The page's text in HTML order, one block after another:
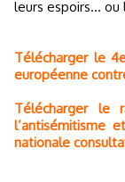
leurs espoirs... ou
Télécharger le
européenne
Télécharger le
l’antisémitisme
nationale